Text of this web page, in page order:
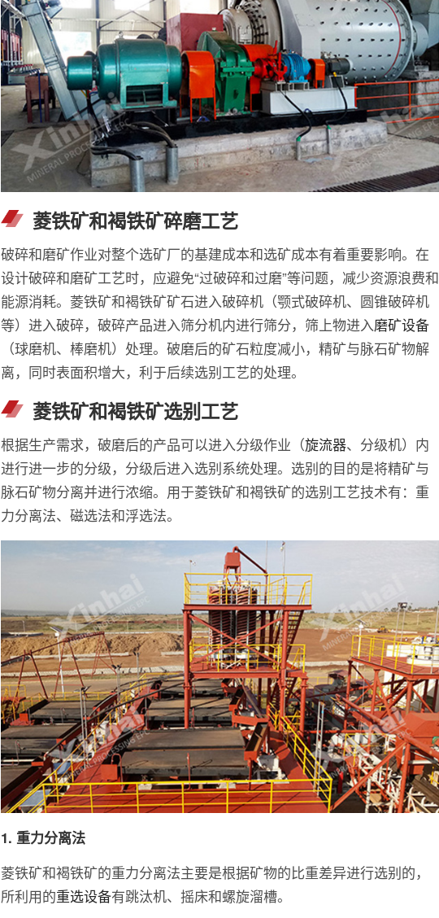
菱铁矿和褐铁矿碎磨工艺
破碎和磨矿作业对整个选矿厂的基建成本和选矿成本有着重要影响。在
设计破碎和磨矿工艺时，应避免“过破碎和过磨”等问题，减少资源浪费和
能源消耗。菱铁矿和褐铁矿矿石进入破碎机（颚式破碎机、圆锥破碎机
等）进入破碎，破碎产品进入筛分机内进行筛分，筛上物进入磨矿设备
（球磨机、棒磨机）处理。破磨后的矿石粒度减小，精矿与脉石矿物解
离，同时表面积增大，利于后续选别工艺的处理。
菱铁矿和褐铁矿选别工艺
根据生产需求，破磨后的产品可以进入分级作业（旋流器、分级机）内
进行进一步的分级，分级后进入选别系统处理。选别的目的是将精矿与
脉石矿物分离并进行浓缩。用于菱铁矿和褐铁矿的选别工艺技术有：重
力分离法、磁选法和浮选法。
1. 重力分离法
菱铁矿和褐铁矿的重力分离法主要是根据矿物的比重差异进行选别的，
所利用的重选设备有跳汰机、摇床和螺旋溜槽。